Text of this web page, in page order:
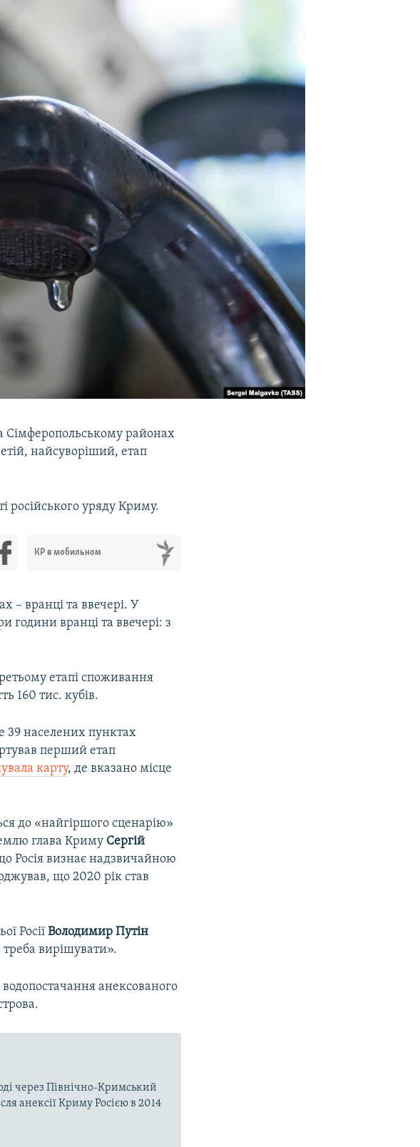
Сімферопольському районах
найсуворіший, етап
російського уряду Криму.
КР в мобильном
– вранці та ввечері. У
години вранці та ввечері: з
етапі споживання
160 тис. кубів.
39 населених пунктах
перший етап
карту, де вказано місце
до «найгіршого сценарію»
глава Криму Сергій
Росія визнає надзвичайною
що 2020 рік став
РосіїВолодимир Путін
вирішувати».
анексованого
через Північно-Кримський
анексії Криму Росією в 2014